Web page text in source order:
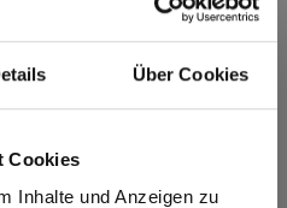
Über Cookies
Cookies
Inhalte und Anzeigen zu
Black core 0836
Please note when